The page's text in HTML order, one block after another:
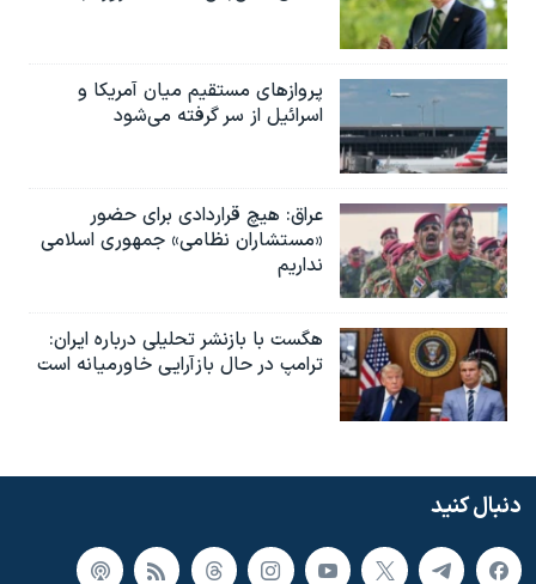
پروازهای مستقیم میان آمریکا و
اسرائیل از سر گرفته می‌شود
عراق: هیچ قراردادی برای حضور
«مستشاران نظامی» جمهوری اسلامی
نداریم
هگست با بازنشر تحلیلی درباره ایران:
ترامپ در حال بازآرایی خاورمیانه است
دنبال کنید